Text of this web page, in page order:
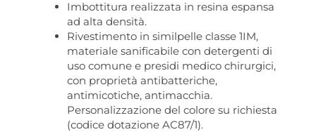
Imbottitura realizzata in resina espansa
ad alta densità.
Rivestimento in similpelle classe 1IM,
materiale sanificabile con detergenti di
uso comune e presidi medico chirurgici,
con proprietà antibatteriche,
antimicotiche, antimacchia.
Personalizzazione del colore su richiesta
(codice dotazione AC87/1).